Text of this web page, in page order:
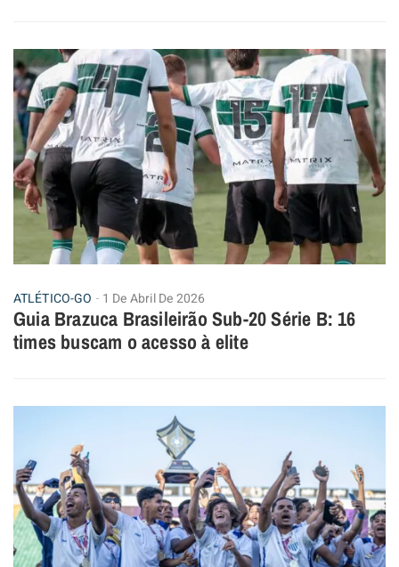
ATLÉTICO-GO 1 De Abril De 2026
Guia Brazuca Brasileirão Sub-20 Série B: 16
times buscam o acesso à elite